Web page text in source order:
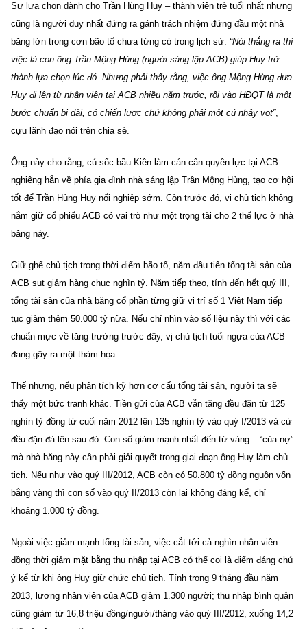
Sự lựa chọn dành cho Trần Hùng Huy – thành viên trẻ tuổi nhất nhưng
cũng là người duy nhất đứng ra gánh trách nhiệm đứng đầu một nhà
băng lớn trong cơn bão tố chưa từng có trong lịch sử. “Nói thẳng ra thì
việc là con ông Trần Mộng Hùng (người sáng lập ACB) giúp Huy trở
thành lựa chọn lúc đó. Nhưng phải thấy rằng, việc ông Mộng Hùng đưa
Huy đi lên từ nhân viên tại ACB nhiều năm trước, rồi vào HĐQT là một
bước chuẩn bị dài, có chiến lược chứ không phải một cú nhảy vọt”,
cựu lãnh đạo nói trên chia sẻ.
Ông này cho rằng, cú sốc bầu Kiên làm cán cân quyền lực tại ACB
nghiêng hẳn về phía gia đình nhà sáng lập Trần Mộng Hùng, tạo cơ hội
tốt để Trần Hùng Huy nối nghiệp sớm. Còn trước đó, vị chủ tịch không
nắm giữ cổ phiếu ACB có vai trò như một trọng tài cho 2 thế lực ở nhà
băng này.
Giữ ghế chủ tịch trong thời điểm bão tố, năm đầu tiên tổng tài sản của
ACB sụt giảm hàng chục nghìn tỷ. Năm tiếp theo, tính đến hết quý III,
tổng tài sản của nhà băng cổ phần từng giữ vị trí số 1 Việt Nam tiếp
tục giảm thêm 50.000 tỷ nữa. Nếu chỉ nhìn vào số liệu này thì với các
chuẩn mực về tăng trưởng trước đây, vị chủ tịch tuổi ngựa của ACB
đang gây ra một thảm họa.
Thế nhưng, nếu phân tích kỹ hơn cơ cấu tổng tài sản, người ta sẽ
thấy một bức tranh khác. Tiền gửi của ACB vẫn tăng đều đặn từ 125
nghìn tỷ đồng từ cuối năm 2012 lên 135 nghìn tỷ vào quý I/2013 và cứ
đều đặn đà lên sau đó. Con số giảm mạnh nhất đến từ vàng – “của nợ”
mà nhà băng này cần phải giải quyết trong giai đoạn ông Huy làm chủ
tịch. Nếu như vào quý III/2012, ACB còn có 50.800 tỷ đồng nguồn vốn
bằng vàng thì con số vào quý II/2013 còn lại không đáng kể, chỉ
khoảng 1.000 tỷ đồng.
Ngoài việc giảm mạnh tổng tài sản, việc cắt tới cả nghìn nhân viên
đồng thời giảm mặt bằng thu nhập tại ACB có thể coi là điểm đáng chú
ý kể từ khi ông Huy giữ chức chủ tịch. Tính trong 9 tháng đầu năm
2013, lượng nhân viên của ACB giảm 1.300 người; thu nhập bình quân
cũng giảm từ 16,8 triệu đồng/người/tháng vào quý III/2012, xuống 14,2